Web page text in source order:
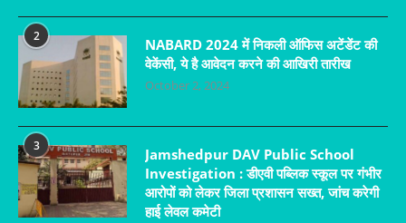
2
NABARD 2024 में निकली ऑफिस अटेंडेंट की
वेकेंसी, ये है आवेदन करने की आखिरी तारीख
October 2, 2024
3
Jamshedpur DAV Public School
Investigation : डीएवी पब्लिक स्कूल पर गंभीर
आरोपों को लेकर जिला प्रशासन सख्त, जांच करेगी
हाई लेवल कमेटी